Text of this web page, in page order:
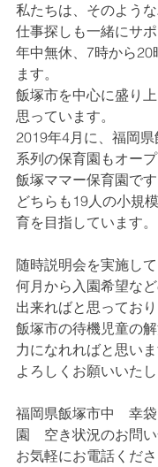
私たちは、そのよう
仕事探しも一緒にサポ
年中無休、7時から20
ます。
飯塚市を中心に盛り
思っています。
2019年4月に、福岡
系列の保育園もオープ
飯塚ママー保育園です
どちらも19人の小規
育を目指しています。
随時説明会を実施して
何月から入園希望な
出来ればと思っており
飯塚市の待機児童の
力になれればと思いま
よろしくお願いいたし
福岡県飯塚市中　幸
園　空き状況のお問
お気軽にお電話くださ